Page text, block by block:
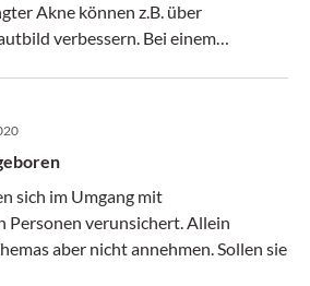
Akne können z.B. über
verbessern. Bei einem
Erfolg des gesamten Prozesses
sich im Umgang mit
verunsichert. Allein
aber nicht annehmen. Sollen sie